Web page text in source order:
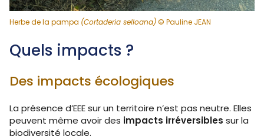
Herbe de la pampa (Cortaderia selloana)© Pauline JEAN
Quels impacts ?
Des impacts écologiques
La présence d’EEE sur un territoire n’est pas neutre. Elles
peuvent même avoir des impacts irréversibles sur la
biodiversité locale.